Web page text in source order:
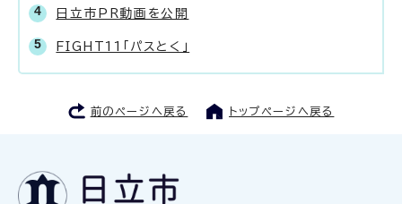
日立市PR動画を公開
FIGHT11「パスとく」
前のページへ戻る トップページへ戻る